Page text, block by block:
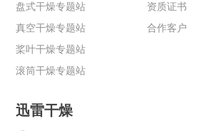
盘式干燥专题站
真空干燥专题站
桨叶干燥专题站
滚筒干燥专题站
资质证书
合作客户
迅雷干燥